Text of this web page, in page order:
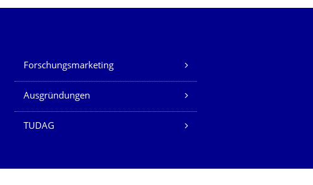
Forschungsmarketing
Ausgründungen
TUDAG